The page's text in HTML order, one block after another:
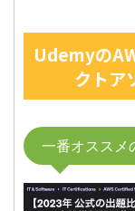
Udemyの
クトア
一番オススメ